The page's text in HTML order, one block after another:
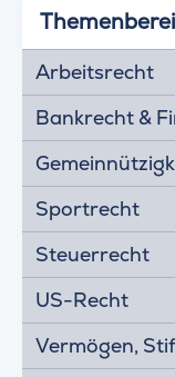
Arbeitsrecht
Bankrecht &
Sportrecht
Steuerrecht
US-Recht
Vermögen,